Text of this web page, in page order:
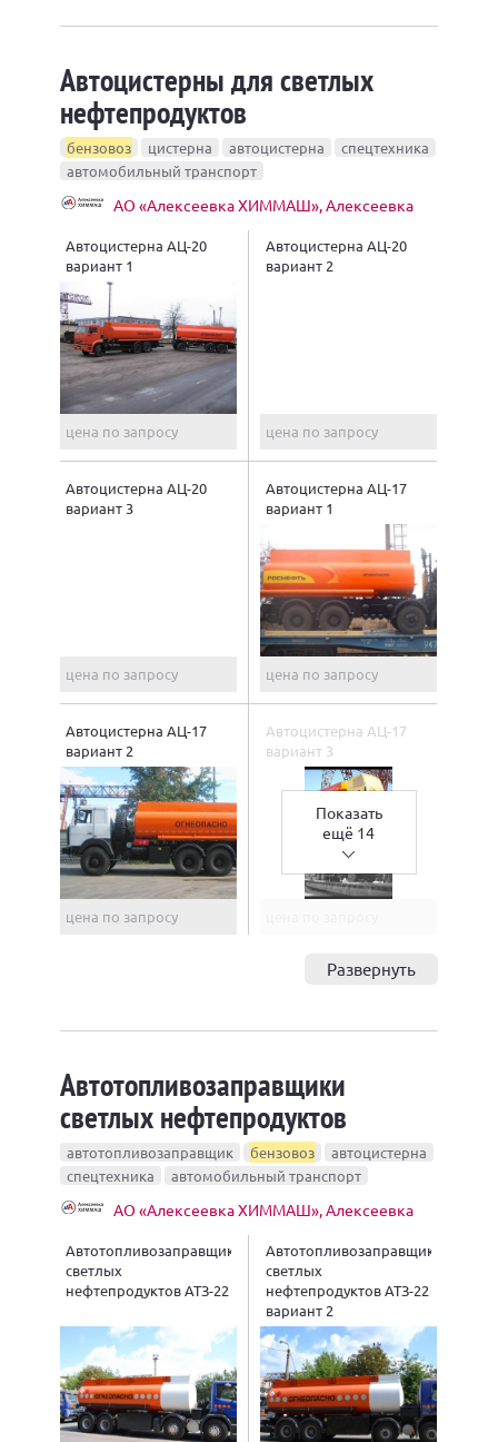
Автоцистерны для светлых
нефтепродуктов
бензовоз цистерна автоцистерна
спецтехника
автомобильный транспорт
АО «Алексеевка ХИММАШ», Алексеевка
Автоцистерна АЦ-20
вариант 1
цена по запросу
Автоцистерна АЦ-20
вариант 2
цена по запросу
Автоцистерна АЦ-20
вариант 3
цена по запросу
Автоцистерна АЦ-17
вариант 1
цена по запросу
Автоцистерна АЦ-17
вариант 2
цена по запросу
Автоцистерна АЦ-17
вариант 3
Показать
ещё 14
Развернуть
Автотопливозаправщики
светлых нефтепродуктов
автотопливозаправщик бензовоз
автоцистерна
спецтехника
автомобильный транспорт
АО «Алексеевка ХИММАШ», Алексеевка
Автотопливозаправщик
светлых
нефтепродуктов АТЗ-22
Автотопливозаправщик
светлых
нефтепродуктов АТЗ-22
вариант 2